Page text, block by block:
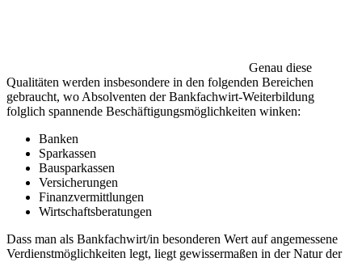
Genau diese
Qualitäten werden insbesondere in den folgenden Bereichen
gebraucht, wo Absolventen der Bankfachwirt-Weiterbildung
folglich spannende Beschäftigungsmöglichkeiten winken:
Banken
Sparkassen
Bausparkassen
Versicherungen
Finanzvermittlungen
Wirtschaftsberatungen
Dass man als Bankfachwirt/in besonderen Wert auf angemessene
Verdienstmöglichkeiten legt, liegt gewissermaßen in der Natur der